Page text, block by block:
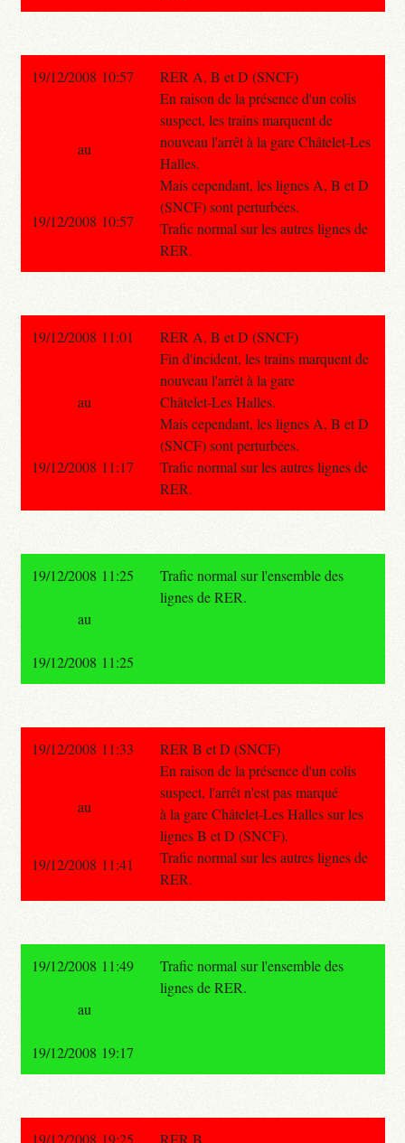
19/12/2008 10:57
RER A, B et D (SNCF)
En raison de la présence d'un colis
suspect, les trains marquent de
nouveau l'arrêt à la gare Châtelet-Les
Halles.
Mais cependant, les lignes A, B et D
(SNCF) sont perturbées.
Trafic normal sur les autres lignes de
RER.
au
19/12/2008 10:57
19/12/2008 11:01
RER A, B et D (SNCF)
Fin d'incident, les trains marquent de
nouveau l'arrêt à la gare
Châtelet-Les Halles.
Mais cependant, les lignes A, B et D
(SNCF) sont perturbées.
Trafic normal sur les autres lignes de
RER.
au
19/12/2008 11:17
19/12/2008 11:25
Trafic normal sur l'ensemble des
lignes de RER.
au
19/12/2008 11:25
19/12/2008 11:33
RER B et D (SNCF)
En raison de la présence d'un colis
suspect, l'arrêt n'est pas marqué
à la gare Châtelet-Les Halles sur les
lignes B et D (SNCF).
Trafic normal sur les autres lignes de
RER.
au
19/12/2008 11:41
19/12/2008 11:49
Trafic normal sur l'ensemble des
lignes de RER.
au
19/12/2008 19:17
19/12/2008 19:25 RER B